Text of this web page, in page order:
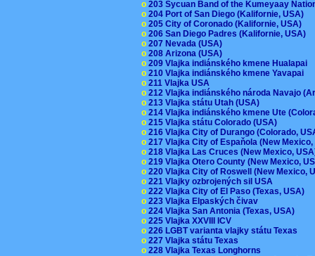
o 203 Sycuan Band of the Kumeyaay
o 204 Port of San Diego (Kalifornie, USA)
o 205 City of Coronado (Kalifornie, USA)
o 206 San Diego Padres (Kalifornie, USA)
o 207 Nevada (USA)
o 208 Arizona (USA)
o 209 Vlajka indiánského kmene Hualapai
o 210 Vlajka indiánského kmene Yavapai
o 211 Vlajka USA
o 212 Vlajka indiánského národa Navajo
o 213 Vlajka státu Utah (USA)
o 214 Vlajka indiánského kmene Ute
o 215 Vlajka státu Colorado (USA)
o 216 Vlajka City of Durango (Colorado,
o 217 Vlajka City of Espaňola (New
o 218 Vlajka Las Cruces (New Mexico,
o 219 Vlajka Otero County (New Mexico,
o 220 Vlajka City of Roswell (New Mexico,
o 221 Vlajky ozbrojených sil USA
o 222 Vlajka City of El Paso (Texas, USA)
o 223 Vlajka Elpaských čivav
o 224 Vlajka San Antonia (Texas, USA)
o 225 Vlajka XXVIII ICV
o 226 LGBT varianta vlajky státu Texas
o 227 Vlajka státu Texas
o 228 Vlajka Texas Longhorns